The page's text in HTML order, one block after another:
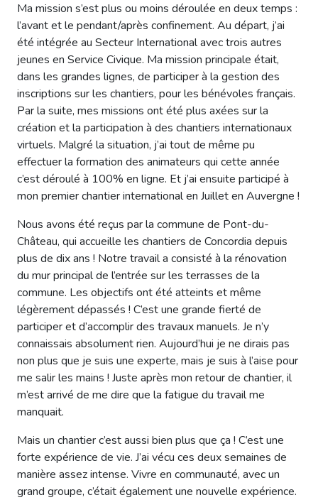
Ma mission s’est plus ou moins déroulée en deux temps :
l’avant et le pendant/après confinement. Au départ, j’ai
été intégrée au Secteur International avec trois autres
jeunes en Service Civique. Ma mission principale était,
dans les grandes lignes, de participer à la gestion des
inscriptions sur les chantiers, pour les bénévoles français.
Par la suite, mes missions ont été plus axées sur la
création et la participation à des chantiers internationaux
virtuels. Malgré la situation, j’ai tout de même pu
effectuer la formation des animateurs qui cette année
c’est déroulé à 100% en ligne. Et j’ai ensuite participé à
mon premier chantier international en Juillet en Auvergne !
Nous avons été reçus par la commune de Pont-du-
Château, qui accueille les chantiers de Concordia depuis
plus de dix ans ! Notre travail a consisté à la rénovation
du mur principal de l’entrée sur les terrasses de la
commune. Les objectifs ont été atteints et même
légèrement dépassés ! C’est une grande fierté de
participer et d’accomplir des travaux manuels. Je n’y
connaissais absolument rien. Aujourd’hui je ne dirais pas
non plus que je suis une experte, mais je suis à l’aise pour
me salir les mains ! Juste après mon retour de chantier, il
m’est arrivé de me dire que la fatigue du travail me
manquait.
Mais un chantier c’est aussi bien plus que ça ! C’est une
forte expérience de vie. J’ai vécu ces deux semaines de
manière assez intense. Vivre en communauté, avec un
grand groupe, c’était également une nouvelle expérience.